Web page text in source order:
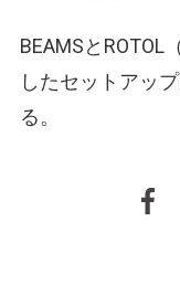
BEAMSと
したセットアッ
る。